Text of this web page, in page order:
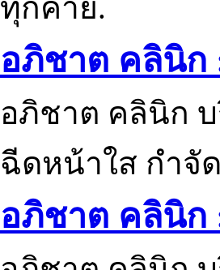
ทุกค่าย.
อภิชาต คลินิก
อภิชาต คลินิก
ฉีดหน้าใส กำจั
อภิชาต คลินิก